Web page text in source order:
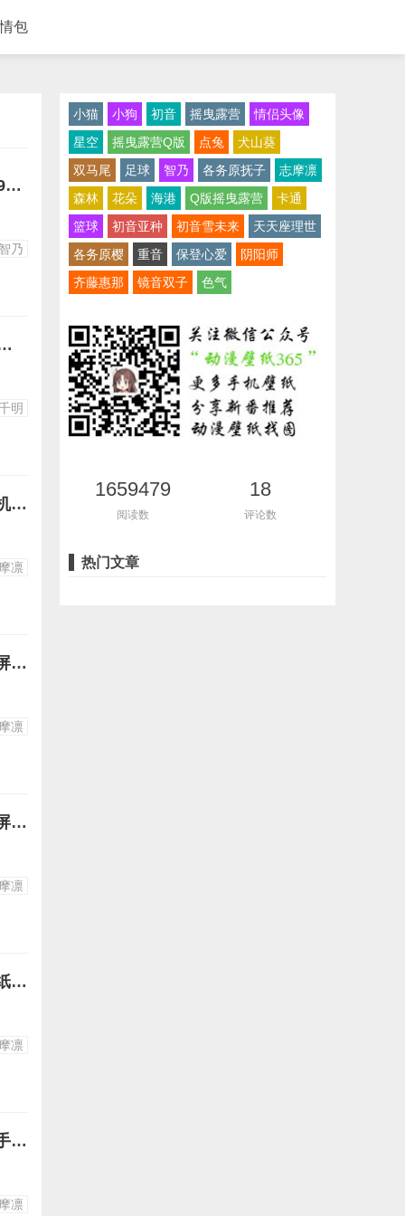
包
[Top]o△o可爱智乃抱枕图手机壁纸-请问你今天要来点兔子吗？1440x900点兔大图高清萝莉壁纸
智乃
明大垣千明生日人设官方宣传竖屏手机壁纸下载
明
摇曳露营各务原抚子志摩凛图片43-抚子和芝麻凛合照高清竖屏壁纸手机图片下载
凛
摇曳露营各务原抚子志摩凛图片42-内衣诱惑抚子和芝麻凛合照高清竖屏壁纸手机图片下载
凛
摇曳露营各务原抚子志摩凛图片41-抚子和芝麻凛手牵手冒爱心高清竖屏壁纸手机图片下载
凛
摇曳露营各务原抚子志摩凛图片40-抚子给芝麻凛扎丸子头高清竖屏壁纸手机图片下载
凛
摇曳露营各务原抚子志摩凛图片39-全员开心露营大合照高清竖屏壁纸手机图片下载
凛
小猫 小狗 初音 摇曳露营
情侣头像
星空
摇曳露营Q版 点兔
犬山葵
双马尾
足球 智乃 各务原抚子
志摩凛
森林
花朵 海港 Q版摇曳露营
卡通
篮球
初音亚种 初音雪未来
天天座理世
各务原樱
重音 保登心爱
阴阳师
齐藤惠那
镜音双子 色气
1659479
阅读数
18
评论数
热门文章